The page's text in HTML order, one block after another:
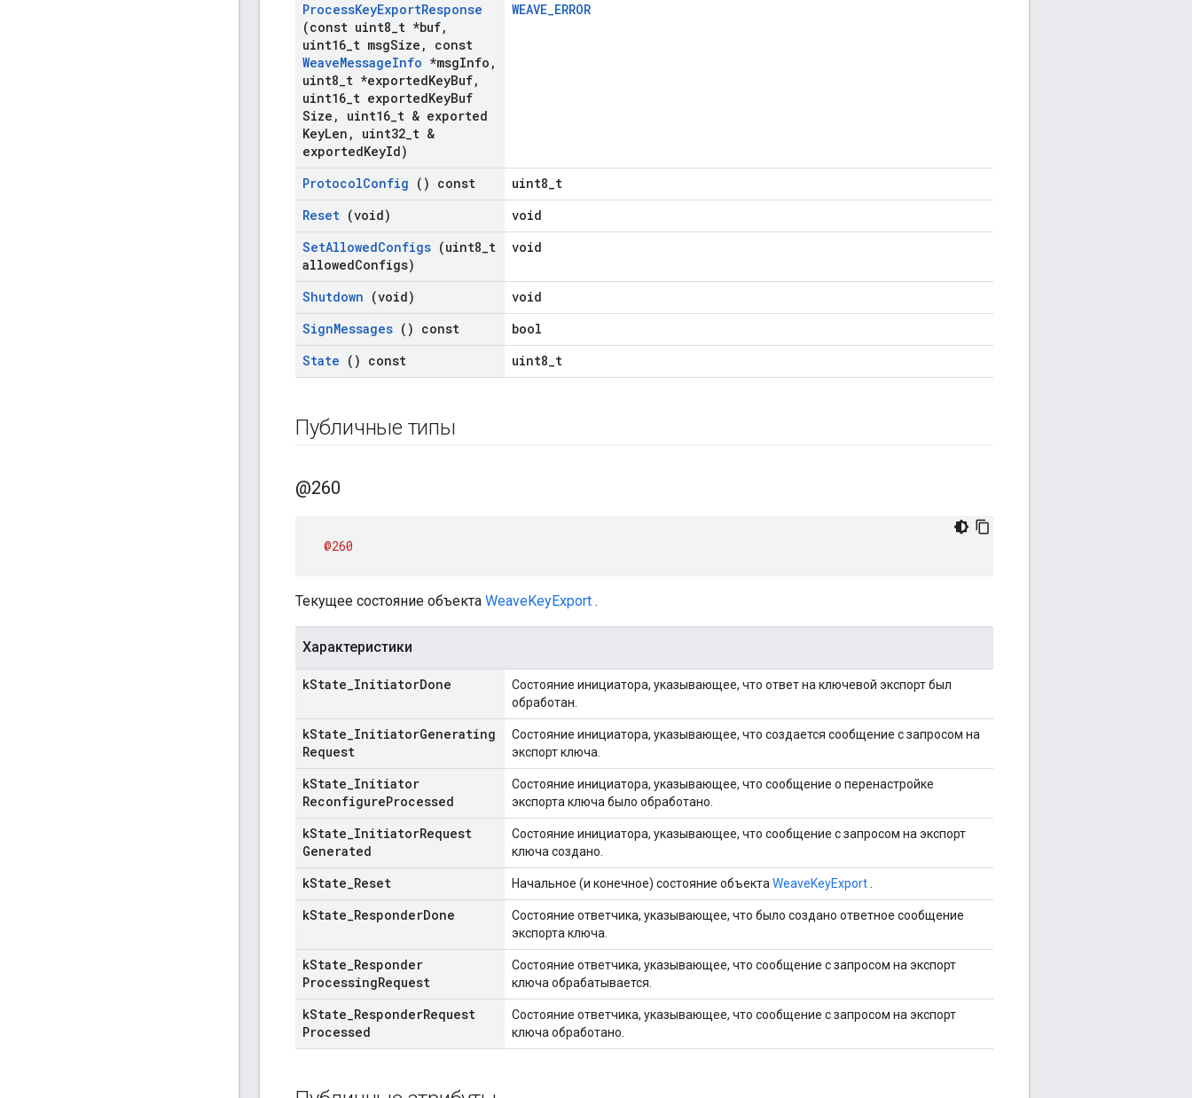
ProcessKeyExportResponse
(const uint8 t *buf,
uint16 t msgSize ,
const
WeaveMessageInfo *msgInfo ,
uint8 t *exportedKeyBuf,
uint16 t exportedKeyBuf
Size , uint16 t & exported
KeyLen , uint32 t &
exportedKeyId)
WEAVE_ERROR
ProtocolConfig () const
uint8_t
Reset (void)
void
SetAllowedConfigs (uint8 t
allowedConfigs)
void
Shutdown (void)
void
SignMessages () const
bool
State () const uint8_t
Публичные типы
@260
@260
Текущее состояние объекта WeaveKeyExport .
Характеристики
kState InitiatorDone
Состояние инициатора, указывающее, что ответ на ключевой экспорт был
обработан.
kState InitiatorGenerating
Request
Состояние инициатора, указывающее, что создается сообщение с запросом на
экспорт ключа.
kState Initiator
ReconfigureProcessed
Состояние инициатора, указывающее, что сообщение о перенастройке
экспорта ключа было обработано.
kState InitiatorRequest
Generated
Состояние инициатора, указывающее, что сообщение с запросом на экспорт
ключа создано.
kState Reset Начальное (и конечное) состояние объекта WeaveKeyExport
kState ResponderDone
Состояние ответчика, указывающее, что было создано ответное сообщение
экспорта ключа.
kState Responder
ProcessingRequest
Состояние ответчика, указывающее, что сообщение с запросом на экспорт
ключа обрабатывается.
kState ResponderRequest
Processed
Состояние ответчика, указывающее, что сообщение с запросом на экспорт
ключа обработано.